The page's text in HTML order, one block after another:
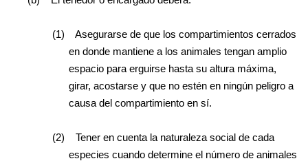
(1)
Asegurarse de que los compartimientos cerrados
en donde mantiene a los animales tengan amplio
espacio para erguirse hasta su altura máxima,
girar, acostarse y que no estén en ningún peligro a
causa del compartimiento en sí.
(2)
Tener en cuenta la naturaleza social de cada
especies cuando determine el número de animales